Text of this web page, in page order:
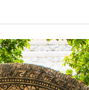
antwoord vanuit
& Bhagavad
we een aantal
uit de Ramayana
ter lering over Dharma.